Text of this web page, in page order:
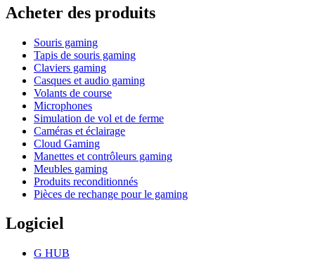
Acheter des produits
Souris gaming
Tapis de souris gaming
Claviers gaming
Casques et audio gaming
Volants de course
Microphones
Simulation de vol et de ferme
Caméras et éclairage
Cloud Gaming
Manettes et contrôleurs gaming
Meubles gaming
Produits reconditionnés
Pièces de rechange pour le gaming
Logiciel
G HUB